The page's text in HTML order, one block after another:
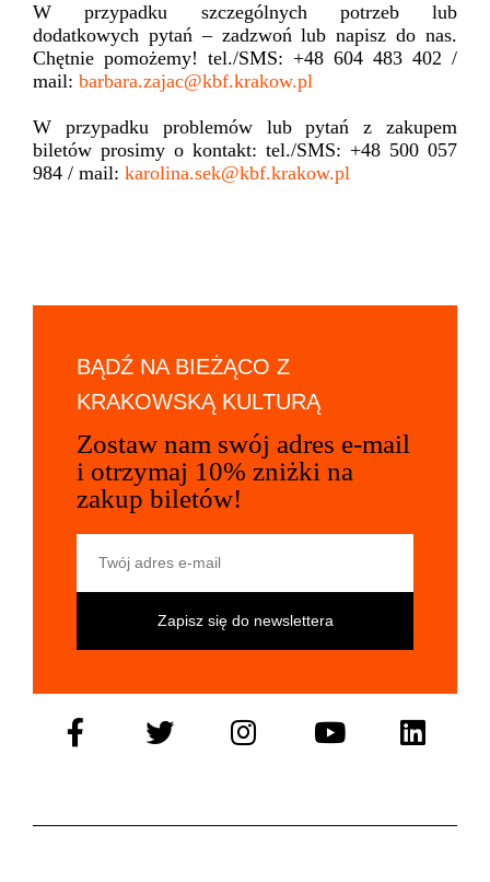
W przypadku szczególnych potrzeb lub
dodatkowych pytań – zadzwoń lub napisz do nas.
Chętnie pomożemy! tel./SMS: +48 604 483 402 /
mail: barbara.zajac@kbf.krakow.pl
W przypadku problemów lub pytań z zakupem
biletów prosimy o kontakt: tel./SMS: +48 500 057
984 / mail: karolina.sek@kbf.krakow.pl
BĄDŹ NA BIEŻĄCO Z
KRAKOWSKĄ KULTURĄ
Zostaw nam swój adres e-mail
i otrzymaj 10% zniżki na
zakup biletów!